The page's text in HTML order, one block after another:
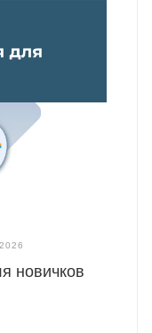
новичков